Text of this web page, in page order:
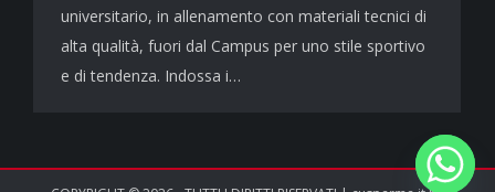
universitario, in allenamento con materiali tecnici di
alta qualità, fuori dal Campus per uno stile sportivo
e di tendenza. Indossa i…